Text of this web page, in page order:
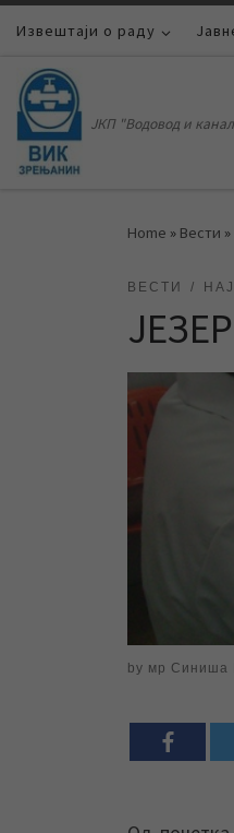
Skip to content
Извештаји о раду
ЈКП "Водовод и
Home » Вести »
ВЕСТИ
by мр Синиша